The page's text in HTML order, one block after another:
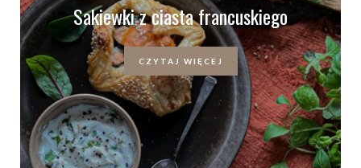
Sakiewki z ciasta francuskiego
CZYTAJ WIĘCEJ